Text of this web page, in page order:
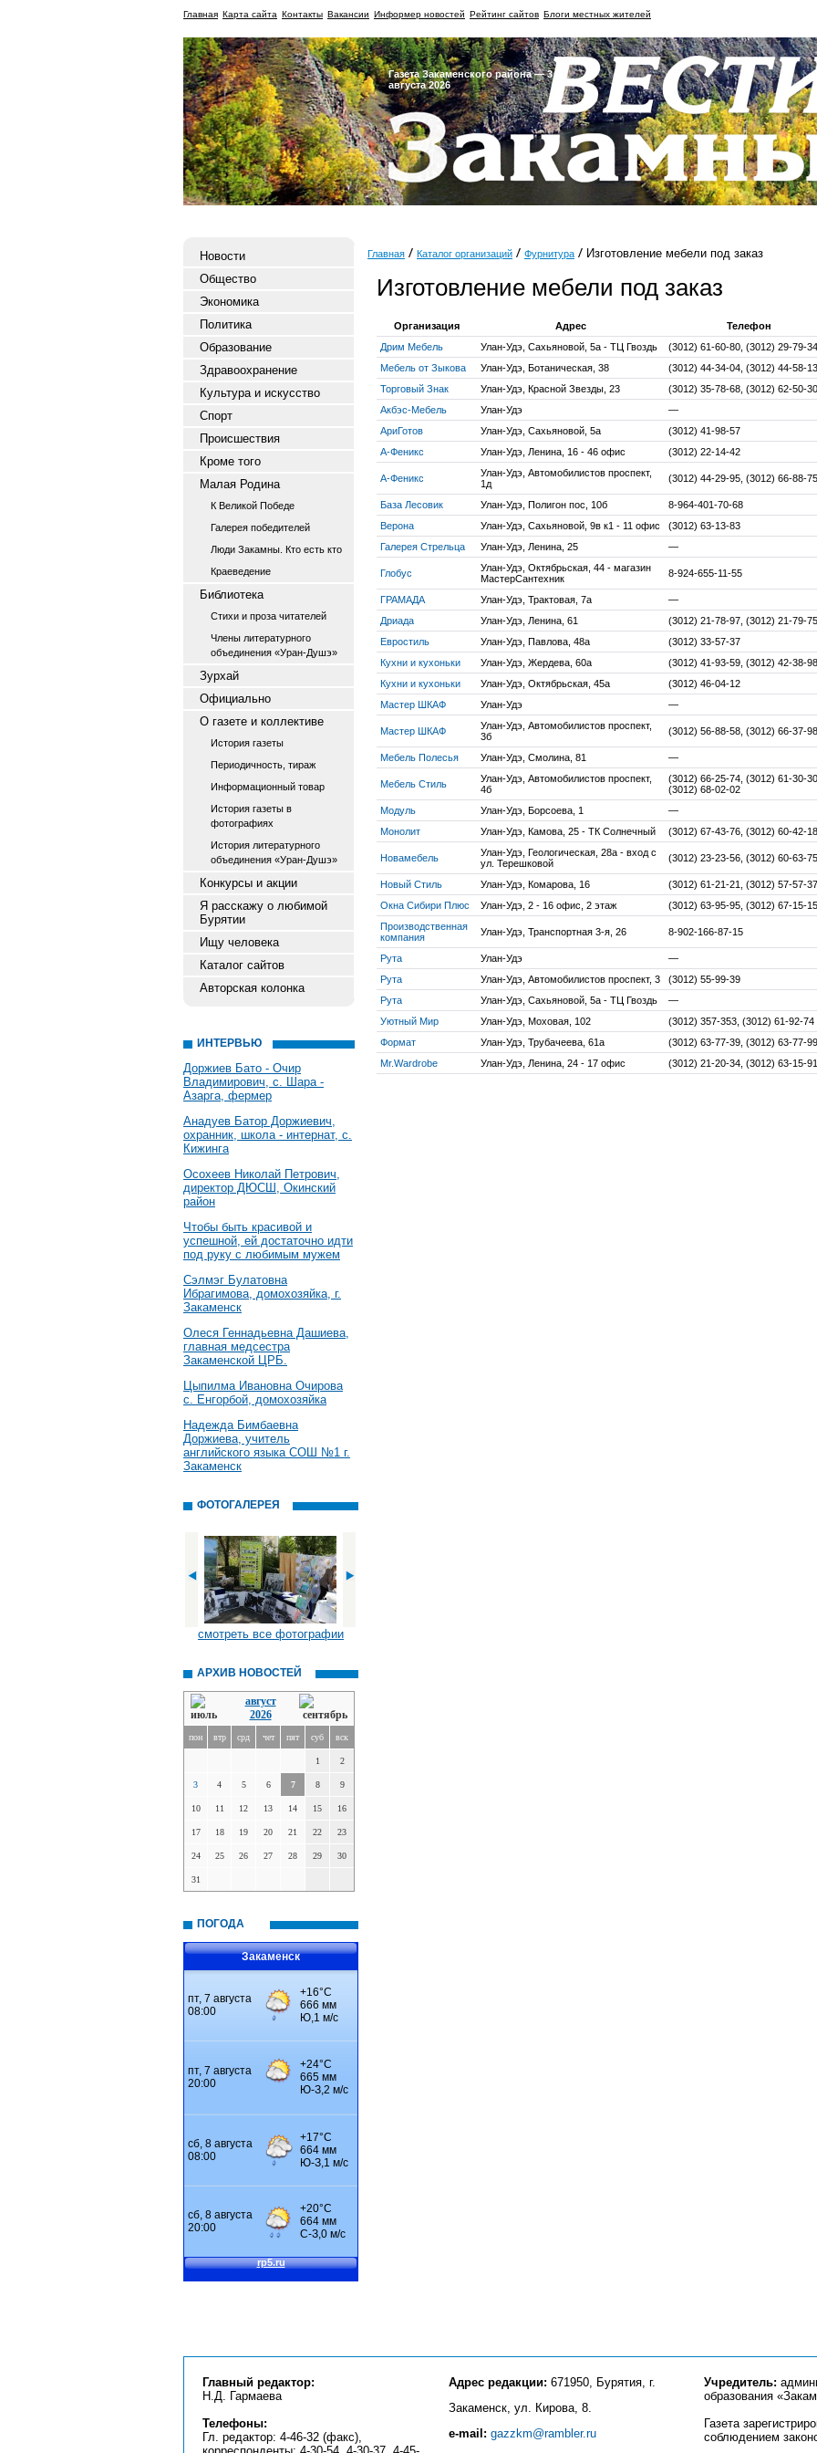
Главная Карта сайта Контакты Вакансии Информер новостей Рейтинг сайтов Блоги местных жителей
Газета Закаменского района — 3
августа 2026
Новости
Общество
Экономика
Политика
Образование
Здравоохранение
Культура и искусство
Спорт
Происшествия
Кроме того
Малая Родина
К Великой Победе
Галерея победителей
Люди Закамны. Кто есть кто
Краеведение
Библиотека
Стихи и проза читателей
Члены литературного
объединения «Уран-Душэ»
Зурхай
Официально
О газете и коллективе
История газеты
Периодичность, тираж
Информационный товар
История газеты в
фотографиях
История литературного
объединения «Уран-Душэ»
Конкурсы и акции
Я расскажу о любимой
Бурятии
Ищу человека
Каталог сайтов
Авторская колонка
ИНТЕРВЬЮ
Доржиев Бато - Очир
Владимирович, с. Шара -
Азарга, фермер
Анадуев Батор Доржиевич,
охранник, школа - интернат, с.
Кижинга
Осохеев Николай Петрович,
директор ДЮСШ, Окинский
район
Чтобы быть красивой и
успешной, ей достаточно идти
под руку с любимым мужем
Сэлмэг Булатовна
Ибрагимова, домохозяйка, г.
Закаменск
Олеся Геннадьевна Дашиева,
главная медсестра
Закаменской ЦРБ.
Цыпилма Ивановна Очирова
с. Енгорбой, домохозяйка
Надежда Бимбаевна
Доржиева, учитель
английского языка СОШ №1 г.
Закаменск
ФОТОГАЛЕРЕЯ
смотреть все фотографии
АРХИВ НОВОСТЕЙ
август
2026
пон втр срд чет пят суб вск
1 2
3 4 5 6 7 8 9
10 11 12 13 14 15 16
17 18 19 20 21 22 23
24 25 26 27 28 29 30
31
ПОГОДА
Закаменск
Главная Каталог организаций Фурнитура Изготовление мебели под заказ
Изготовление мебели под заказ
Организация Адрес
Телефон
Дрим Мебель
Улан-Удэ, Сахьяновой, 5а - ТЦ Гвоздь
(3012) 61-60-80, (3012) 29-79-34
Мебель от Зыкова
Улан-Удэ, Ботаническая, 38
(3012) 44-34-04, (3012) 44-58-13
Торговый Знак
Улан-Удэ, Красной Звезды, 23
(3012) 35-78-68, (3012) 62-50-30
Акбэс-Мебель
Улан-Удэ
—
АриГотов
Улан-Удэ, Сахьяновой, 5а
(3012) 41-98-57
А-Феникс
Улан-Удэ, Ленина, 16 - 46 офис (3012) 22-14-42
А-Феникс
Улан-Удэ, Автомобилистов проспект,
1д
(3012) 44-29-95, (3012) 66-88-75
База Лесовик Улан-Удэ, Полигон пос, 10б
8-964-401-70-68
Верона
Улан-Удэ, Сахьяновой, 9в к1 - 11 офис
(3012) 63-13-83
Галерея Стрельца
Улан-Удэ, Ленина, 25 —
Глобус
Улан-Удэ, Октябрьская, 44 - магазин
МастерСантехник
8-924-655-11-55
ГРАМАДА Улан-Удэ, Трактовая, 7а
—
Дриада
Улан-Удэ, Ленина, 61
(3012) 21-78-97, (3012) 21-79-75
Евростиль
Улан-Удэ, Павлова, 48а
(3012) 33-57-37
Кухни и кухоньки
Улан-Удэ, Жердева, 60а
(3012) 41-93-59, (3012) 42-38-98
Кухни и кухоньки
Улан-Удэ, Октябрьская, 45а
(3012) 46-04-12
Мастер ШКАФ
Улан-Удэ —
Мастер ШКАФ
Улан-Удэ, Автомобилистов проспект,
3б
(3012) 56-88-58, (3012) 66-37-98
Мебель Полесья Улан-Удэ, Смолина, 81 —
Мебель Стиль
Улан-Удэ, Автомобилистов проспект,
4б
(3012) 66-25-74, (3012) 61-30-30,
(3012) 68-02-02
Модуль
Улан-Удэ, Борсоева, 1
—
Монолит
Улан-Удэ, Камова, 25 - ТК Солнечный (3012) 67-43-76, (3012) 60-42-18
Новамебель
Улан-Удэ, Геологическая, 28а - вход с
ул. Терешковой
(3012) 23-23-56, (3012) 60-63-75
Новый Стиль Улан-Удэ, Комарова, 16
(3012) 61-21-21, (3012) 57-57-37
Окна Сибири Плюс
Улан-Удэ, 2 - 16 офис, 2 этаж
(3012) 63-95-95, (3012) 67-15-15
Производственная
компания
Улан-Удэ, Транспортная 3-я, 26 8-902-166-87-15
Рута Улан-Удэ
—
Рута
Улан-Удэ, Автомобилистов проспект, 3
(3012) 55-99-39
Рута
Улан-Удэ, Сахьяновой, 5а - ТЦ Гвоздь
—
Уютный Мир
Улан-Удэ, Моховая, 102
(3012) 357-353, (3012) 61-92-74
Формат
Улан-Удэ, Трубачеева, 61а
(3012) 63-77-39, (3012) 63-77-99
Mr.Wardrobe
Улан-Удэ, Ленина, 24 - 17 офис (3012) 21-20-34, (3012) 63-15-91
Главный редактор:
Н.Д. Гармаева
Телефоны:
Гл. редактор: 4-46-32 (факс),
Адрес редакции: 671950, Бурятия, г.
Закаменск, ул. Кирова, 8.
e-mail: gazzkm@rambler.ru
Учредитель:
образования
Газета
соблюдением